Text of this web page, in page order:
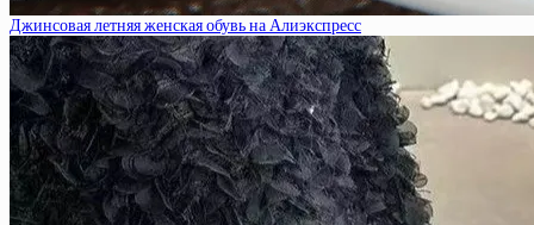
Джинсовая летняя женская обувь на Алиэкспресс